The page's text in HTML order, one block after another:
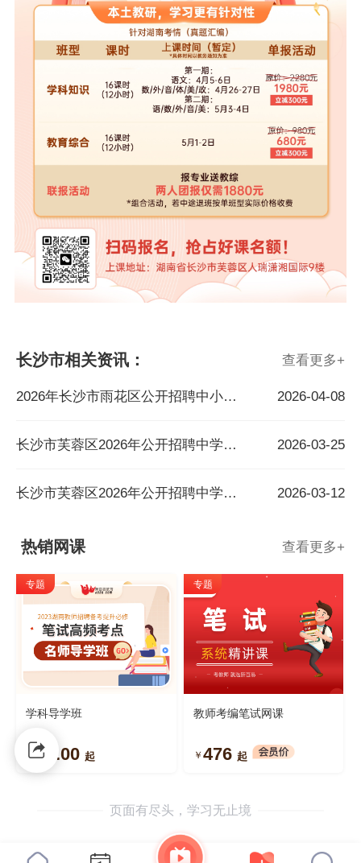
长沙市相关资讯： 查看更多+
2026年长沙市雨花区公开招聘中小学名优骨干教师公告 2026-04-08
长沙市芙蓉区2026年公开招聘中学骨干教师 资格审查、笔试及考核工作的通知 2026-03-25
长沙市芙蓉区2026年公开招聘中学骨干教师公告 2026-03-12
热销网课 查看更多+
专题
学科导学班
￥99.00 起
专题
教师考编笔试网课
￥ 476 起
页面有尽头，学习无止境